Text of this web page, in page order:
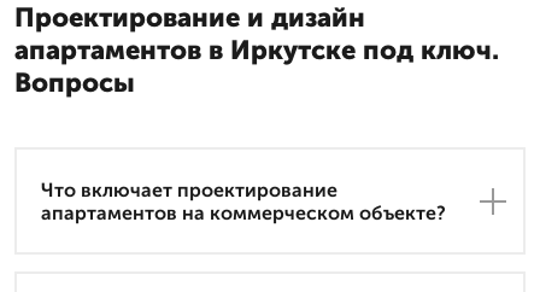
Проектирование и дизайн
апартаментов в Иркутске под ключ.
Вопросы
Что включает проектирование
апартаментов на коммерческом объекте?